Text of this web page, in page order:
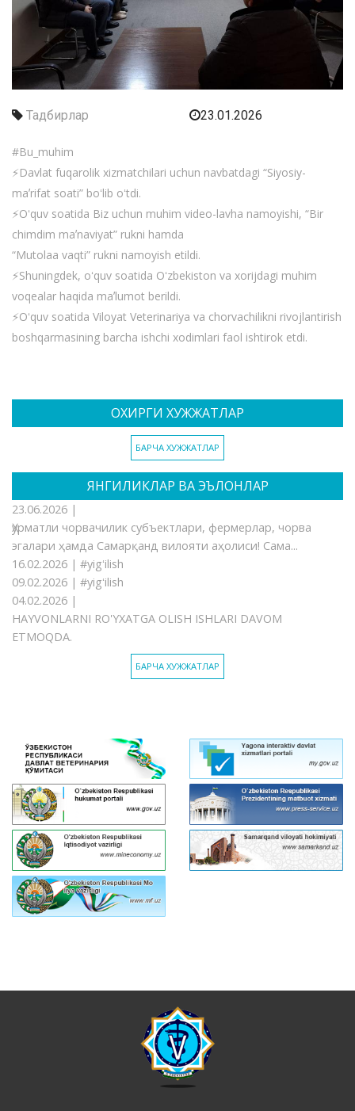
Тадбирлар 23.01.2026
#Bu_muhim
⚡️Davlat fuqarolik xizmatchilari uchun navbatdagi “Siyosiy-
maʼrifat soati” boʻlib oʻtdi.
⚡️Oʻquv soatida Biz uchun muhim video-lavha namoyishi, “Bir
chimdim maʼnaviyat” rukni hamda
“Mutolaa vaqti” rukni namoyish etildi.
⚡️Shuningdek, oʻquv soatida Oʻzbekiston va xorijdagi muhim
voqealar haqida maʼlumot berildi.
⚡️Oʻquv soatida Viloyat Veterinariya va chorvachilikni rivojlantirish
boshqarmasining barcha ishchi xodimlari faol ishtirok etdi.
ОХИРГИ ХУЖЖАТЛАР
БАРЧА ХУЖЖАТЛАР
ЯНГИЛИКЛАР ВА ЭЪЛОНЛАР
23.06.2026 |
Ҳурматли чорвачилик субъектлари, фермерлар, чорва
эгалари ҳамда Самарқанд вилояти аҳолиси! Сама...
16.02.2026 | #yigʻilish
09.02.2026 | #yigʻilish
04.02.2026 |
HAYVONLARNI RO'YXATGA OLISH ISHLARI DAVOM
ETMOQDA.
БАРЧА ХУЖЖАТЛАР